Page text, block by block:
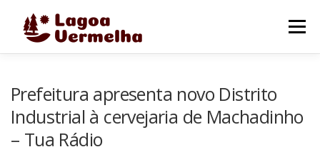
Menu
FALE CONOSCO
Prefeitura apresenta novo Distrito
Industrial à cervejaria de Machadinho
– Tua Rádio